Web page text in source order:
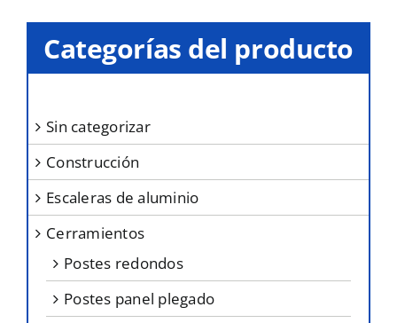
la
página
de
Categorías del producto
sin categorizar
construcción
escaleras de aluminio
cerramientos
postes redondos
postes panel plegado